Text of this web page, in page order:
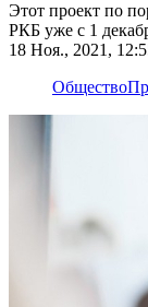
Этот проект по
РКБ уже с 1
18 Ноя., 2021,
Общество